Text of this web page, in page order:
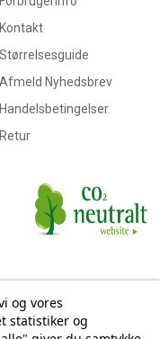
Kontakt
Størrelsesguide
Afmeld Nyhedsbrev
Handelsbetingelser
Retur
Adresse
og vores
statistiker og